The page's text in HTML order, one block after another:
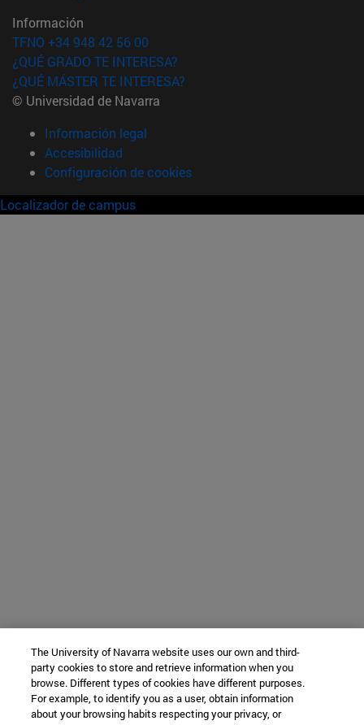
Información
TFNO +34 948 42 56 00
¿QUÉ GRADO TE INTERESA?
¿QUÉ MÁSTER TE INTERESA?
© Universidad de Navarra
Información legal
Accesibilidad
Configuración de cookies
Localizador de campus
The University of Navarra website uses our own and third-
party cookies to store and retrieve information when you
browse. Different types of cookies have different purposes.
For example, to identify you as a user, obtain information
about your browsing habits respecting your privacy, or